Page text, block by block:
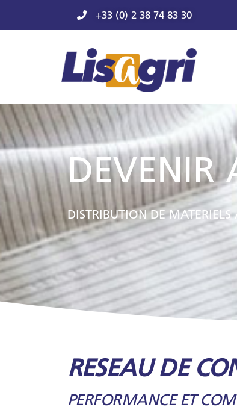
+33 (0) 2 38 74 83 30
DEVENIR
DISTRIBUTION DE MATERIELS
RESEAU DE
PERFORMANCE ET